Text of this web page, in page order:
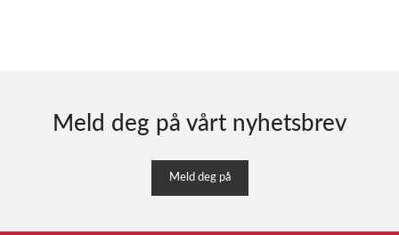
Meld deg på vårt nyhetsbrev
Meld deg på